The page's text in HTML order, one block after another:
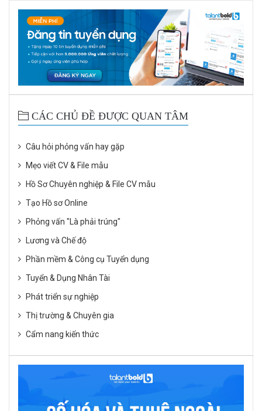
CÁC CHỦ ĐỀ ĐƯỢC QUAN TÂM
Câu hỏi phỏng vấn hay gặp
Mẹo viết CV & File mẫu
Hồ Sơ Chuyên nghiệp & File CV mẫu
Tạo Hồ sơ Online
Phỏng vấn "Là phải trúng"
Lương và Chế độ
Phần mềm & Công cụ Tuyển dụng
Tuyển & Dụng Nhân Tài
Phát triển sự nghiệp
Thị trường & Chuyên gia
Cẩm nang kiến thức